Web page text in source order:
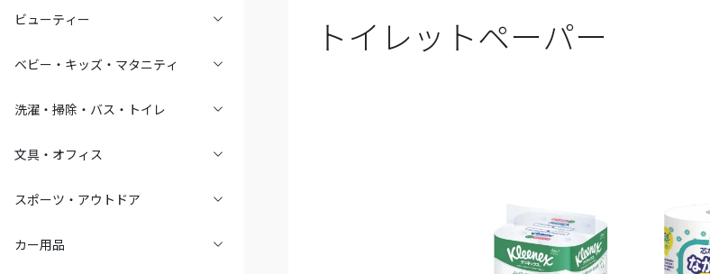
ビューティー
ベビー・キッズ・マタニティ
洗濯・掃除・バス・トイレ
文具・オフィス
スポーツ・アウトドア
カー用品
トイレットペーパー